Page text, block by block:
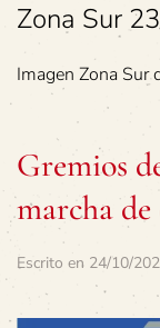
Zona Sur
Imagen Zona Sur
Gremios
marcha de
Escrito en 24/10/